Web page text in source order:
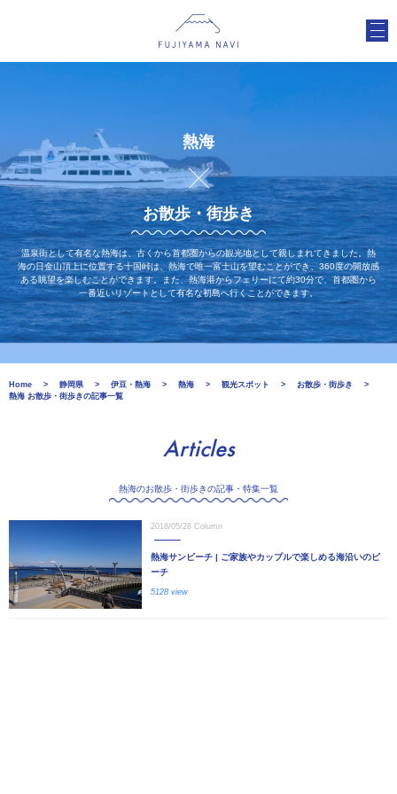
熱海
お散歩・街歩き
温泉街として有名な熱海は、古くから首都圏からの観光地として親しまれてきました。熱
海の日金山頂上に位置する十国峠は、熱海で唯一富士山を望むことができ、360度の開放感
ある眺望を楽しむことができます。また、熱海港からフェリーにて約30分で、首都圏から
一番近いリゾートとして有名な初島へ行くことができます。
Home 静岡県 伊豆・熱海 熱海 観光スポット
お散歩・街歩き
熱海 お散歩・街歩きの記事一覧
Articles
熱海のお散歩・街歩きの記事・特集一覧
2018/05/28 Column
熱海サンビーチ | ご家族やカップルで楽しめる海沿いのビ
ーチ
5128 view